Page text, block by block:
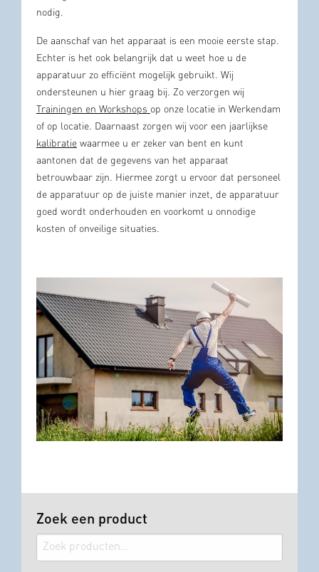
nodig.
De aanschaf van het apparaat is een mooie eerste stap.
Echter is het ook belangrijk dat u weet hoe u de
apparatuur zo efficiënt mogelijk gebruikt. Wij
ondersteunen u hier graag bij. Zo verzorgen wij
Trainingen en Workshops op onze locatie in Werkendam
of op locatie. Daarnaast zorgen wij voor een jaarlijkse
kalibratie waarmee u er zeker van bent en kunt
aantonen dat de gegevens van het apparaat
betrouwbaar zijn. Hiermee zorgt u ervoor dat personeel
de apparatuur op de juiste manier inzet, de apparatuur
goed wordt onderhouden en voorkomt u onnodige
kosten of onveilige situaties.
Zoek een product
Zoeken
naar: